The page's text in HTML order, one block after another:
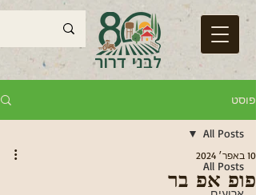
פוסט
All Posts
All Posts
פופ אפ בר
10 באפר׳ 2024